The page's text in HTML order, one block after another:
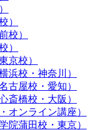
）
校）
）
京校）
浜校・神奈川）
古屋校・愛知）
斎橋校・大阪）
オンライン講座）
院蒲田校・東京）